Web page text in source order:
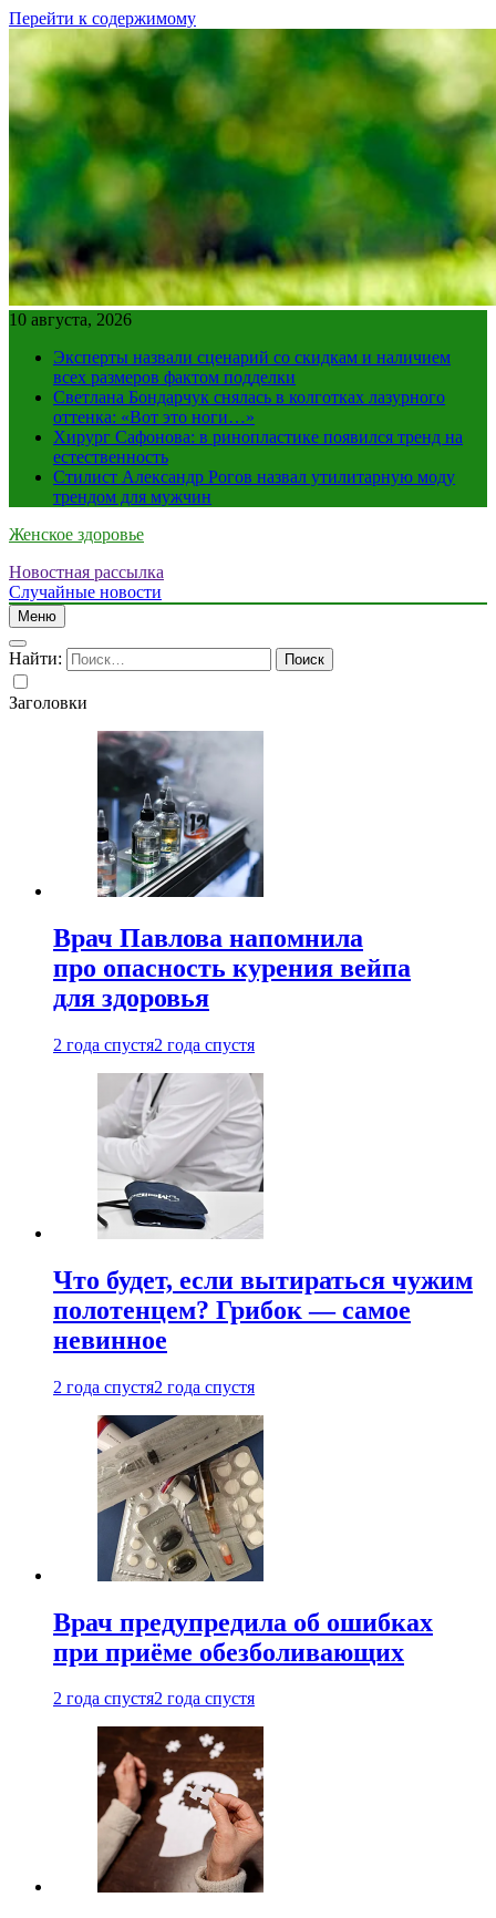
Перейти к содержимому
10 августа, 2026
Эксперты назвали сценарий со скидкам и наличием
всех размеров фактом подделки
Светлана Бондарчук снялась в колготках лазурного
оттенка: «Вот это ноги…»
Хирург Сафонова: в ринопластике появился тренд на
естественность
Стилист Александр Рогов назвал утилитарную моду
трендом для мужчин
Женское здоровье
Новостная рассылка
Случайные новости
Меню
Найти:
Заголовки
Врач Павлова напомнила
про опасность курения вейпа
для здоровья
2 года спустя2 года спустя
Что будет, если вытираться чужим
полотенцем? Грибок — самое
невинное
2 года спустя2 года спустя
Врач предупредила об ошибках
при приëме обезболивающих
2 года спустя2 года спустя